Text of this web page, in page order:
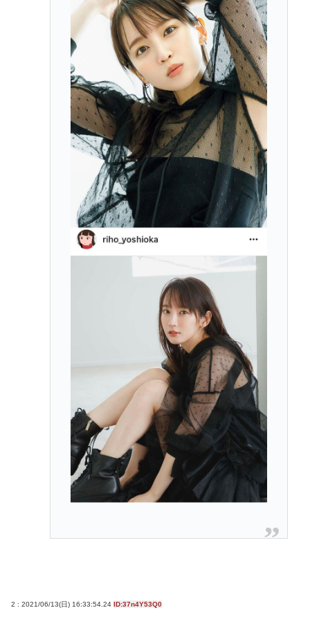
2 : 2021/06/13(日) 16:33:54.24 ID:37n4Y53Q0